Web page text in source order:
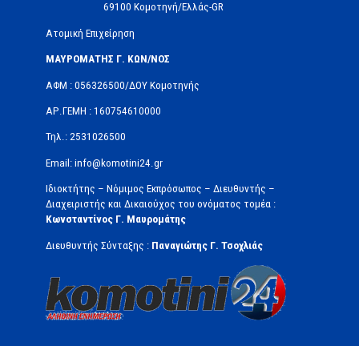
69100 Κομοτηνή/Ελλάς-GR
Ατομική Επιχείρηση
ΜΑΥΡΟΜΑΤΗΣ Γ. ΚΩΝ/ΝΟΣ
ΑΦΜ : 056326500/ΔOΥ Κομοτηνής
ΑΡ.ΓΕΜΗ : 160754610000
Τηλ.: 2531026500
Email: info@komotini24.gr
Ιδιοκτήτης – Νόμιμος Εκπρόσωπος – Διευθυντής –
Διαχειριστής και Δικαιούχος του ονόματος τομέα :
Κωνσταντίνος Γ. Μαυρομάτης
Διευθυντής Σύνταξης : Παναγιώτης Γ. Τσοχλιάς